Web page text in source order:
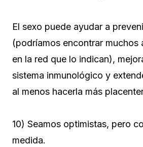
El sexo puede ayudar a
(podríamos encontrar muchos
en la red que lo indican),
sistema inmunológico y
al menos hacerla más
10) Seamos optimistas, pero
medida.